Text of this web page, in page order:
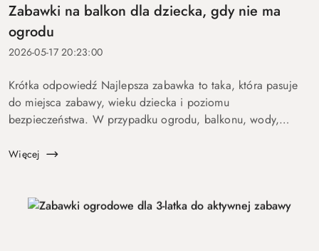
Zabawki na balkon dla dziecka, gdy nie ma
ogrodu
2026-05-17 20:23:00
Krótka odpowiedź Najlepsza zabawka to taka, która pasuje
do miejsca zabawy, wieku dziecka i poziomu
bezpieczeństwa. W przypadku ogrodu, balkonu, wody,
zasady, trwałość, ł...
Więcej